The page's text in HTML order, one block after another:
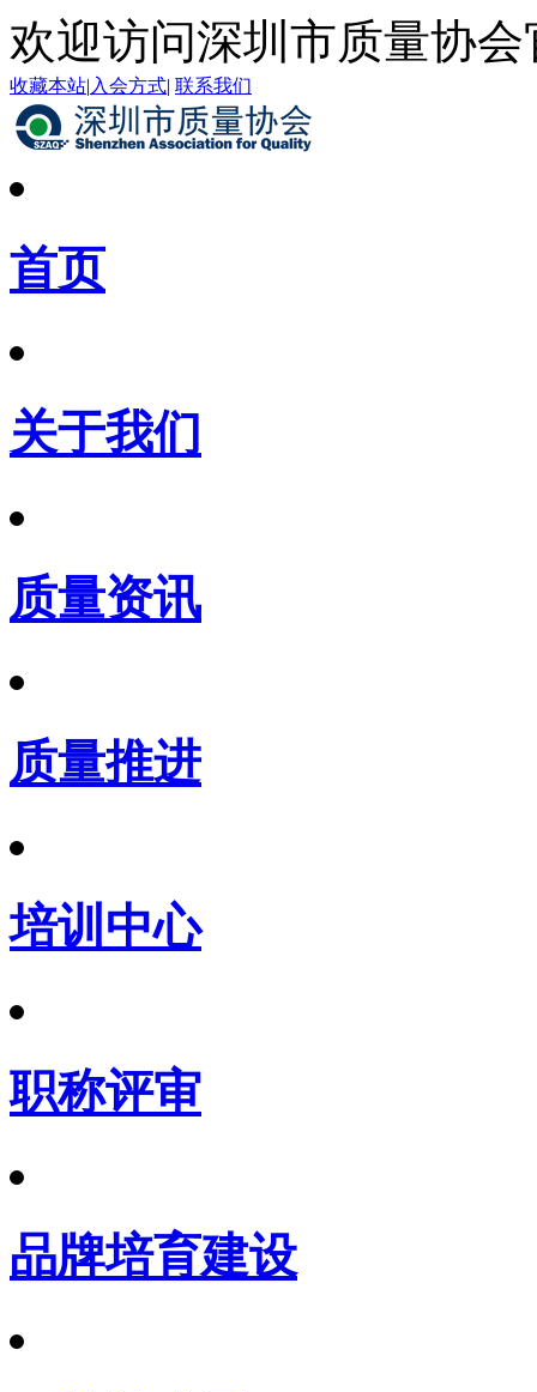
欢迎访问深圳市质量协会
收藏本站| 入会方式| 联系我们
首页
关于我们
质量资讯
质量推进
培训中心
职称评审
品牌培育建设